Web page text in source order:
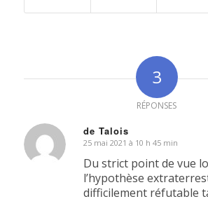
3
RÉPONSES
de Talois
dit
:
25 mai 2021 à 10 h 45 min
Du strict point de vue
l’hypothèse
difficilement réfutable